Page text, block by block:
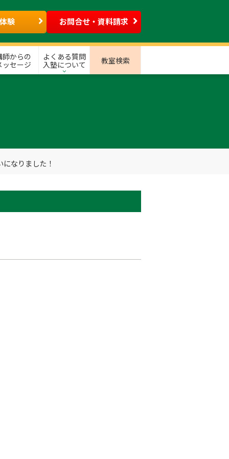
験 お問合せ・資料請求
師からの
ッセージ
よくある質問
入塾について
教室検索
なりました！